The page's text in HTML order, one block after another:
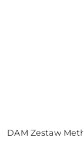
DAM Zestaw